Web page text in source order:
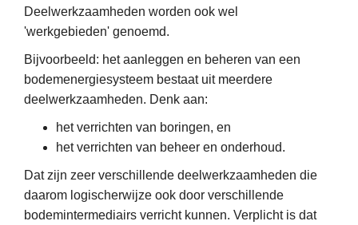
Deelwerkzaamheden worden ook wel
'werkgebieden' genoemd.
Bijvoorbeeld: het aanleggen en beheren van een
bodemenergiesysteem bestaat uit meerdere
deelwerkzaamheden. Denk aan:
het verrichten van boringen, en
het verrichten van beheer en onderhoud.
Dat zijn zeer verschillende deelwerkzaamheden die
daarom logischerwijze ook door verschillende
bodemintermediairs verricht kunnen. Verplicht is dat